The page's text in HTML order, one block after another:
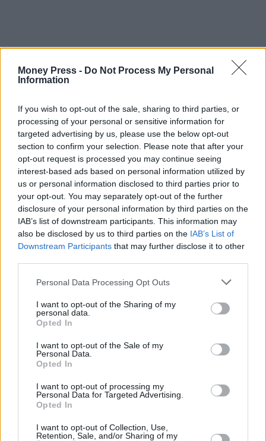
Money Press - Do Not Process My Personal
Information
If you wish to opt-out of the sale, sharing to third parties, or
processing of your personal or sensitive information for
targeted advertising by us, please use the below opt-out
section to confirm your selection. Please note that after your
opt-out request is processed you may continue seeing
interest-based ads based on personal information utilized by
us or personal information disclosed to third parties prior to
your opt-out. You may separately opt-out of the further
disclosure of your personal information by third parties on the
IAB’s list of downstream participants. This information may
also be disclosed by us to third parties on the IAB’s List of
Downstream Participants that may further disclose it to other
Personal Data Processing Opt Outs
I want to opt-out of the Sharing of my
personal data.
Opted In
I want to opt-out of the Sale of my
Personal Data.
Opted In
I want to opt-out of processing my
Personal Data for Targeted Advertising.
Opted In
I want to opt-out of Collection, Use,
Retention, Sale, and/or Sharing of my
Δήμος Λαρισαίων
FacebookTwitter PinterestLinkedInTumblr Telegram